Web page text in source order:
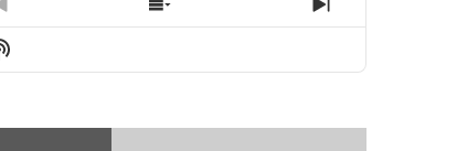
Show
Episodes
Next
Episode